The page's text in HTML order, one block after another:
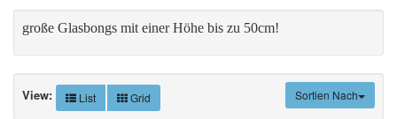
große Glasbongs mit einer Höhe bis zu 50cm!
Sortien Nach
View: List Grid